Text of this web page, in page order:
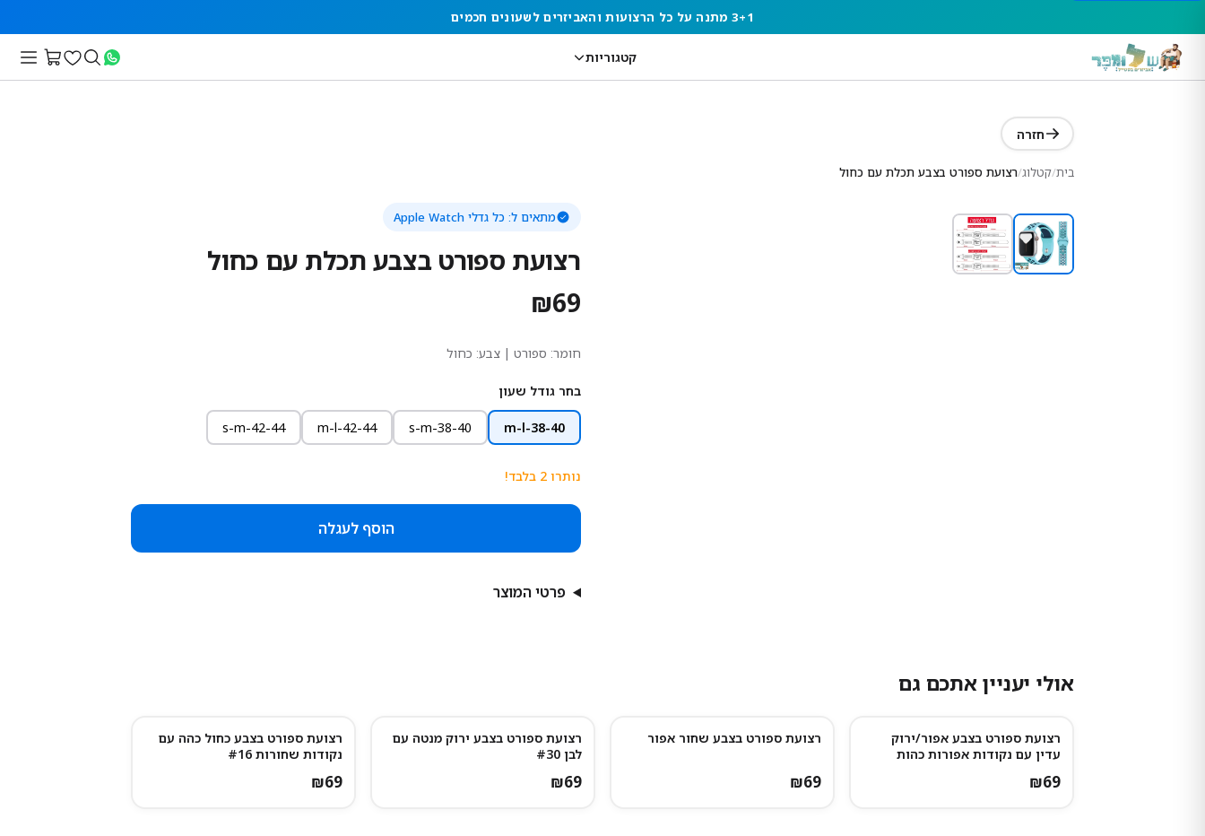
3+1 מתנה על כל הרצועות והאביזרים לשעונים חכמים
קטגוריות
חזרה
בית/קטלוג/רצועת ספורט בצבע תכלת עם כחול
מתאים ל: כל גדלי Apple Watch
רצועת ספורט בצבע תכלת עם כחול
₪69
חומר: ספורט | צבע: כחול
בחר גודל שעון
m-l-38-40
s-m-38-40
m-l-42-44
s-m-42-44
נותרו 2 בלבד!
הוסף לעגלה
פרטי המוצר
אולי יעניין אתכם גם
רצועת ספורט בצבע אפור/ירוק
עדין עם נקודות אפורות כהות
₪69
רצועת ספורט בצבע שחור אפור
₪69
רצועת ספורט בצבע ירוק מנטה עם
לבן #30
₪69
רצועת ספורט בצבע כחול כהה עם
נקודות שחורות #16
₪69